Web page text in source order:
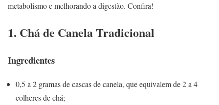
metabolismo e melhorando a digestão. Confira!
1. Chá de Canela Tradicional
Ingredientes
0,5 a 2 gramas de cascas de canela, que equivalem de 2 a 4
colheres de chá;